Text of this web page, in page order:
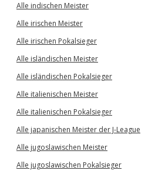
Alle indischen Meister
Alle irischen Meister
Alle irischen Pokalsieger
Alle isländischen Meister
Alle isländischen Pokalsieger
Alle italienischen Meister
Alle italienischen Pokalsieger
Alle japanischen Meister der J-League
Alle jugoslawischen Meister
Alle jugoslawischen Pokalsieger